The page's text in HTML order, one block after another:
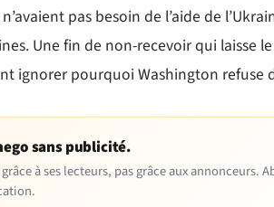
pas besoin de l’aide de
Une fin de non-recevoir qui laisse
ignorer pourquoi Washington refuse
sans publicité.
à ses lecteurs, pas grâce aux